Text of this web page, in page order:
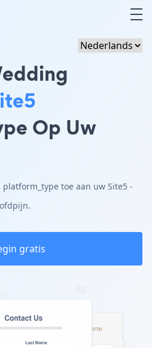
Op Uw
toe aan uw Site5 -
gratis